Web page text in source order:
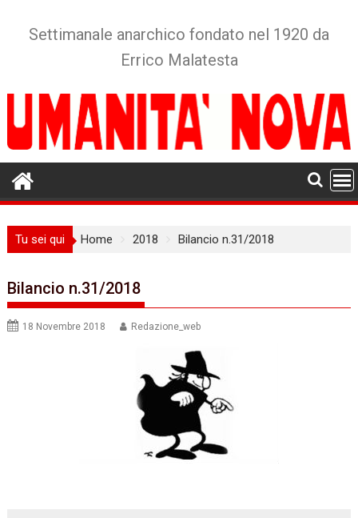
Settimanale anarchico fondato nel 1920 da
Errico Malatesta
Tu sei qui Home 2018 Bilancio n.31/2018
Bilancio n.31/2018
18 Novembre 2018 Redazione_web